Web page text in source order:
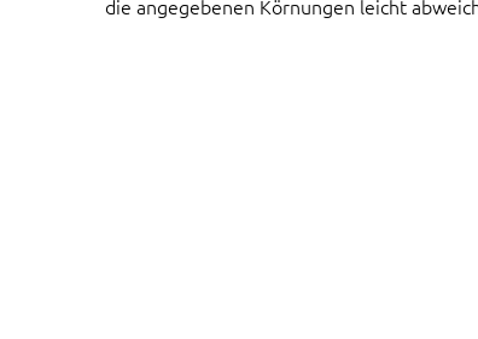
die angegebenen Körnungen leicht